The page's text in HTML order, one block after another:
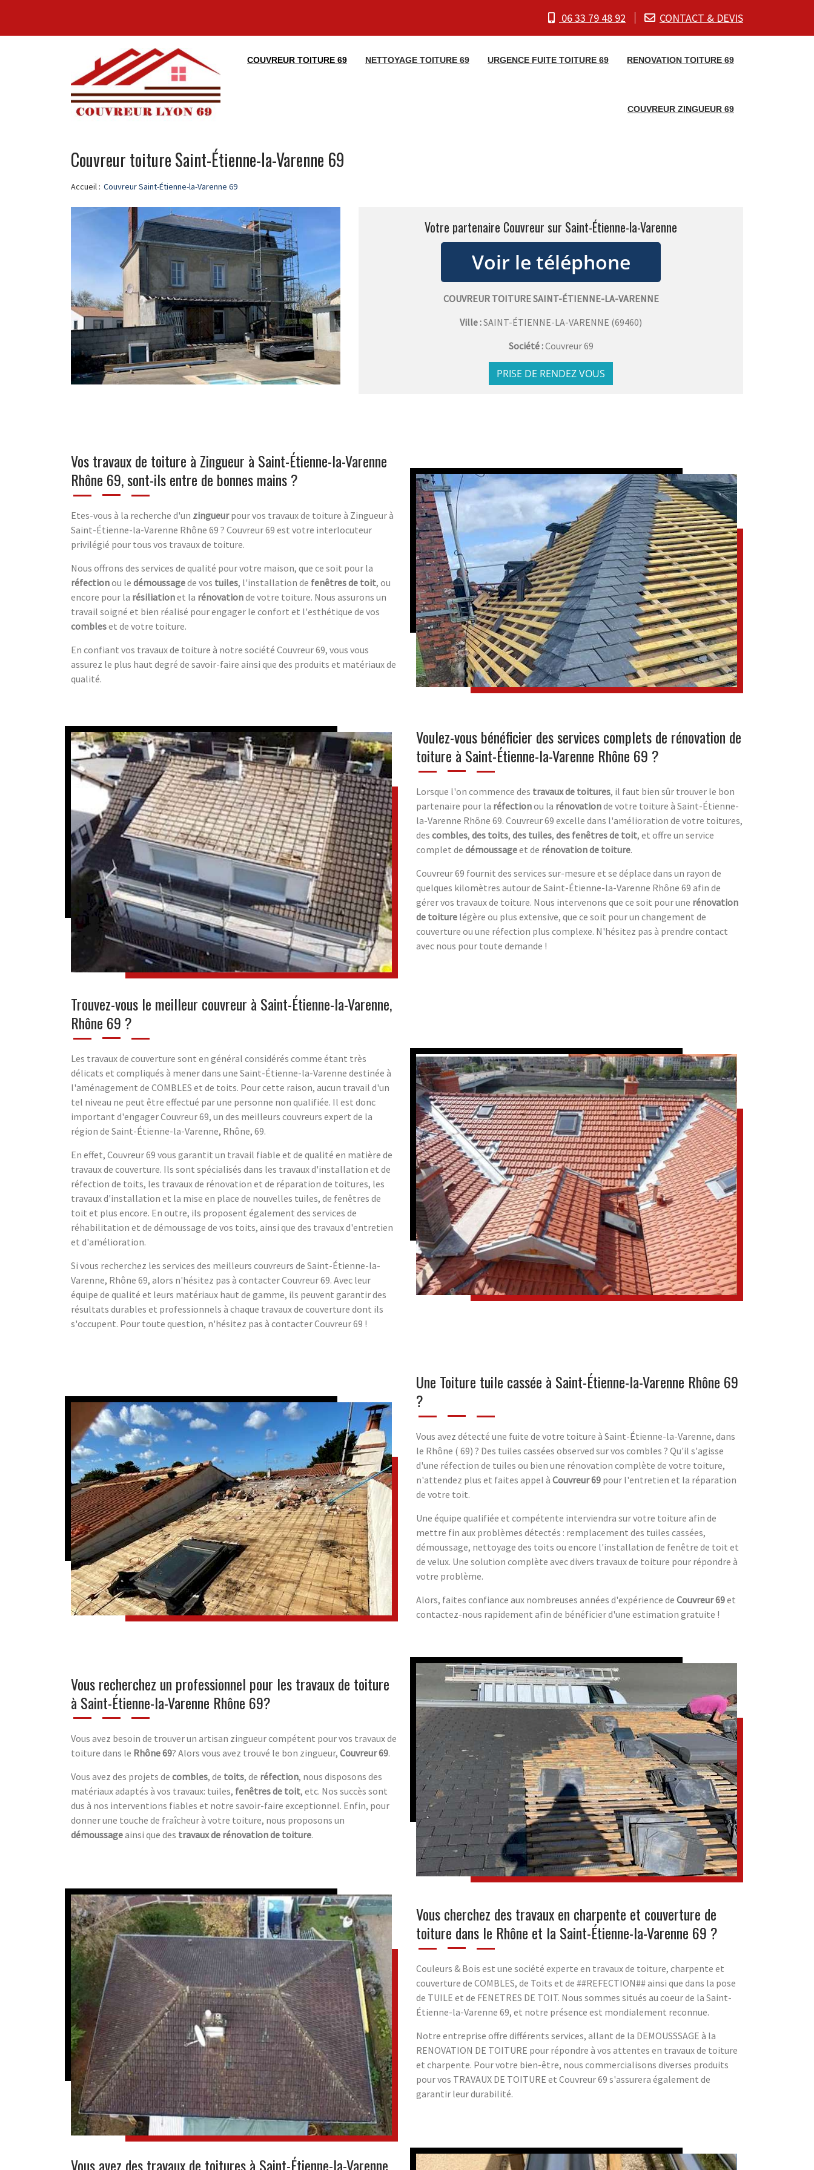
06 33 79 48 92 CONTACT & DEVIS
COUVREUR TOITURE 69 NETTOYAGE TOITURE 69 URGENCE FUITE TOITURE 69 RENOVATION TOITURE 69
COUVREUR ZINGUEUR 69
Couvreur toiture Saint-Étienne-la-Varenne 69
Accueil : Couvreur Saint-Étienne-la-Varenne 69
Votre partenaire Couvreur sur Saint-Étienne-la-Varenne
COUVREUR TOITURE SAINT-ÉTIENNE-LA-VARENNE
Ville :SAINT-ÉTIENNE-LA-VARENNE (69460)
Société :Couvreur 69
PRISE DE RENDEZ VOUS
Vos travaux de toiture à Zingueur à Saint-Étienne-la-Varenne
Rhône 69, sont-ils entre de bonnes mains ?
Etes-vous à la recherche d'un zingueurpour vos travaux de toiture à Zingueur à
Saint-Étienne-la-Varenne Rhône 69 ? Couvreur 69 est votre interlocuteur
privilégié pour tous vos travaux de toiture.
Nous offrons des services de qualité pour votre maison, que ce soit pour la
réfectionou le démoussagede vos tuiles, l'installation de fenêtres de toit, ou
encore pour la résiliationet la rénovationde votre toiture. Nous assurons un
travail soigné et bien réalisé pour engager le confort et l'esthétique de vos
combleset de votre toiture.
En confiant vos travaux de toiture à notre société Couvreur 69, vous vous
assurez le plus haut degré de savoir-faire ainsi que des produits et matériaux de
qualité.
Voulez-vous bénéficier des services complets de rénovation de
toiture à Saint-Étienne-la-Varenne Rhône 69 ?
Lorsque l'on commence des travaux de toitures, il faut bien sûr trouver le bon
partenaire pour la réfectionou la rénovationde votre toiture à Saint-Étienne-
la-Varenne Rhône 69. Couvreur 69 excelle dans l'amélioration de votre toitures,
des combles, des toits, des tuiles, des fenêtres de toit, et offre un service
complet de démoussageet de rénovation de toiture.
Couvreur 69 fournit des services sur-mesure et se déplace dans un rayon de
quelques kilomètres autour de Saint-Étienne-la-Varenne Rhône 69 afin de
gérer vos travaux de toiture. Nous intervenons que ce soit pour une rénovation
de toiture légère ou plus extensive, que ce soit pour un changement de
couverture ou une réfection plus complexe. N'hésitez pas à prendre contact
avec nous pour toute demande !
Trouvez-vous le meilleur couvreur à Saint-Étienne-la-Varenne,
Rhône 69 ?
Les travaux de couverture sont en général considérés comme étant très
délicats et compliqués à mener dans une Saint-Étienne-la-Varenne destinée à
l'aménagement de COMBLES et de toits. Pour cette raison, aucun travail d'un
tel niveau ne peut être effectué par une personne non qualifiée. Il est donc
important d'engager Couvreur 69, un des meilleurs couvreurs expert de la
région de Saint-Étienne-la-Varenne, Rhône, 69.
En effet, Couvreur 69 vous garantit un travail fiable et de qualité en matière de
travaux de couverture. Ils sont spécialisés dans les travaux d'installation et de
réfection de toits, les travaux de rénovation et de réparation de toitures, les
travaux d'installation et la mise en place de nouvelles tuiles, de fenêtres de
toit et plus encore. En outre, ils proposent également des services de
réhabilitation et de démoussage de vos toits, ainsi que des travaux d'entretien
et d'amélioration.
Si vous recherchez les services des meilleurs couvreurs de Saint-Étienne-la-
Varenne, Rhône 69, alors n'hésitez pas à contacter Couvreur 69. Avec leur
équipe de qualité et leurs matériaux haut de gamme, ils peuvent garantir des
résultats durables et professionnels à chaque travaux de couverture dont ils
s'occupent. Pour toute question, n'hésitez pas à contacter Couvreur 69 !
Une Toiture tuile cassée à Saint-Étienne-la-Varenne Rhône 69
?
Vous avez détecté une fuite de votre toiture à Saint-Étienne-la-Varenne, dans
le Rhône ( 69) ? Des tuiles cassées observed sur vos combles ? Qu'il s'agisse
d'une réfection de tuiles ou bien une rénovation complète de votre toiture,
n'attendez plus et faites appel à Couvreur 69 pour l'entretien et la réparation
de votre toit.
Une équipe qualifiée et compétente interviendra sur votre toiture afin de
mettre fin aux problèmes détectés : remplacement des tuiles cassées,
démoussage, nettoyage des toits ou encore l'installation de fenêtre de toit et
de velux. Une solution complète avec divers travaux de toiture pour répondre à
votre problème.
Alors, faites confiance aux nombreuses années d'expérience de Couvreur 69et
contactez-nous rapidement afin de bénéficier d'une estimation gratuite !
Vous recherchez un professionnel pour les travaux de toiture
à Saint-Étienne-la-Varenne Rhône 69?
Vous avez besoin de trouver un artisan zingueur compétent pour vos travaux de
toiture dans le Rhône 69? Alors vous avez trouvé le bon zingueur, Couvreur 69.
Vous avez des projets de combles, de toits, de réfection, nous disposons des
matériaux adaptés à vos travaux: tuiles, fenêtres de toit, etc. Nos succès sont
dus à nos interventions fiables et notre savoir-faire exceptionnel. Enfin, pour
donner une touche de fraîcheur à votre toiture, nous proposons un
démoussageainsi que des travaux de rénovation de toiture.
Vous cherchez des travaux en charpente et couverture de
toiture dans le Rhône et la Saint-Étienne-la-Varenne 69 ?
Couleurs & Bois est une société experte en travaux de toiture, charpente et
couverture de COMBLES, de Toits et de ##REFECTION## ainsi que dans la pose
de TUILE et de FENETRES DE TOIT. Nous sommes situés au coeur de la Saint-
Étienne-la-Varenne 69, et notre présence est mondialement reconnue.
Notre entreprise offre différents services, allant de la DEMOUSSSAGE à la
RENOVATION DE TOITURE pour répondre à vos attentes en travaux de toiture
et charpente. Pour votre bien-être, nous commercialisons diverses produits
pour vos TRAVAUX DE TOITURE et Couvreur 69 s'assurera également de
garantir leur durabilité.
Vous avez des travaux de toitures à Saint-Étienne-la-Varenne